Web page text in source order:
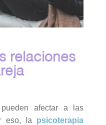
relaciones
afectar a las
eso, la
psicoterapia